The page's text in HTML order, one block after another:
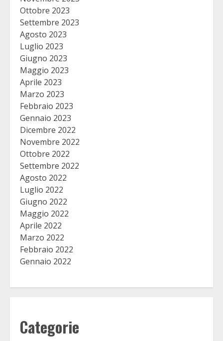
Ottobre 2023
Settembre 2023
Agosto 2023
Luglio 2023
Giugno 2023
Maggio 2023
Aprile 2023
Marzo 2023
Febbraio 2023
Gennaio 2023
Dicembre 2022
Novembre 2022
Ottobre 2022
Settembre 2022
Agosto 2022
Luglio 2022
Giugno 2022
Maggio 2022
Aprile 2022
Marzo 2022
Febbraio 2022
Gennaio 2022
Categorie